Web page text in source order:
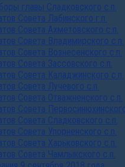
главы Сладковского с.п.
Совета Лабинского г.п.
Совета Ахметовского с.п.
Совета Владимирского с.п.
Совета Вознесенского с.п.
Совета Зассовского с.п.
Совета Каладжинского с.п.
Совета Лучевого с.п.
Совета Отважненского с.п.
Совета
Совета Сладковского с.п.
Совета Упорненского с.п.
Совета Харьковского с.п.
Совета Чамлыкского с.п.